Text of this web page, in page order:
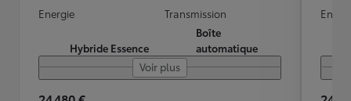
Energie
Hybride Essence
Transmission
Boîte
automatique
Voir plus